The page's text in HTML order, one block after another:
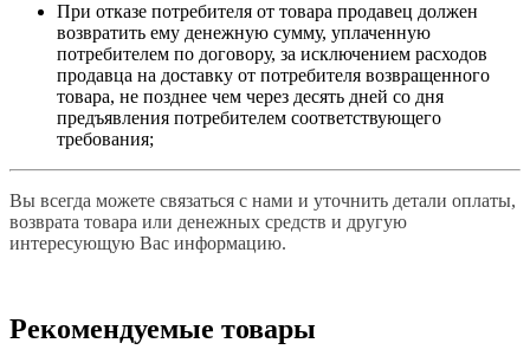
При отказе потребителя от товара продавец должен
возвратить ему денежную сумму, уплаченную
потребителем по договору, за исключением расходов
продавца на доставку от потребителя возвращенного
товара, не позднее чем через десять дней со дня
предъявления потребителем соответствующего
требования;
Вы всегда можете связаться с нами и уточнить детали оплаты,
возврата товара или денежных средств и другую
интересующую Вас информацию.
Рекомендуемые товары